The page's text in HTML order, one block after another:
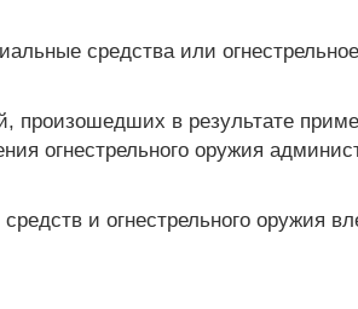
средства или
произошедших в результате
огнестрельного оружия
и огнестрельного оружия